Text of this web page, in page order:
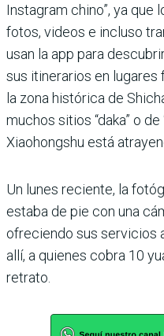
Instagram chino”, ya que
fotos, videos e incluso
usan la app para
sus itinerarios en
la zona histórica de
muchos sitios “daka” o
Xiaohongshu está
Un lunes reciente, la
estaba de pie con una
ofreciendo sus servicios
allí, a quienes cobra 10
retrato.